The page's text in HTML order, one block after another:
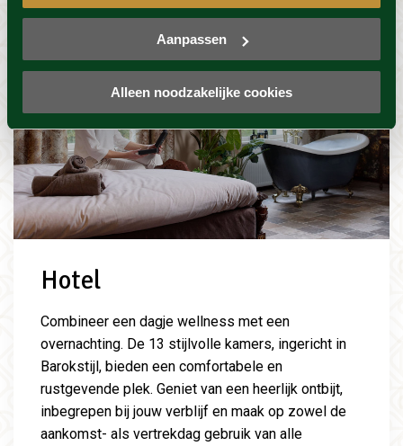
Aanpassen
Alleen noodzakelijke cookies
Hotel
Combineer een dagje wellness met een
overnachting. De 13 stijlvolle kamers, ingericht in
Barokstijl, bieden een comfortabele en
rustgevende plek. Geniet van een heerlijk ontbijt,
inbegrepen bij jouw verblijf en maak op zowel de
aankomst- als vertrekdag gebruik van alle